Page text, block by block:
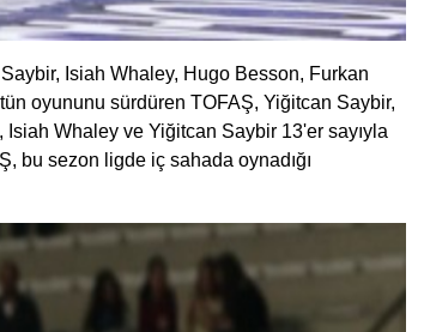
Isiah Whaley, Hugo Besson, Furkan
oyununu sürdüren TOFAŞ, Yiğitcan Saybir,
Isiah Whaley ve Yiğitcan Saybir 13'er sayıyla
bu sezon ligde iç sahada oynadığı